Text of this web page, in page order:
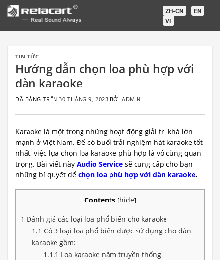
Chuyển
đến
nội
ZH-CN
EN
VI
TIN TỨC
Hướng dẫn chọn loa phù hợp với
dàn karaoke
ĐÃ ĐĂNG TRÊN30 THÁNG 9, 2023 BỞIADMIN
Karaoke là một trong những hoạt động giải trí khá lớn
mạnh ở Việt Nam. Để có buổi trải nghiệm hát karaoke tốt
nhất, việc lựa chọn loa karaoke phù hợp là vô cùng quan
trọng. Bài viết này Audio Service sẽ cung cấp cho bạn
những bí quyết để chọn loa phù hợp với dàn karaoke.
Contents [hide]
1 Đánh giá các loại loa phổ biến cho karaoke
1.1 Có 3 loại loa phổ biến được sử dụng cho dàn
karaoke gồm:
1.1.1 Loa karaoke nằm truyền thống